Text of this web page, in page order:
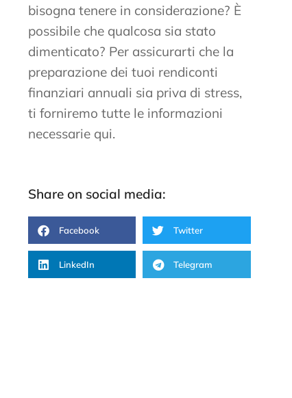
bisogna tenere in considerazione? È
possibile che qualcosa sia stato
dimenticato? Per assicurarti che la
preparazione dei tuoi rendiconti
finanziari annuali sia priva di stress,
ti forniremo tutte le informazioni
necessarie qui.
Share on social media:
Facebook Twitter
LinkedIn Telegram